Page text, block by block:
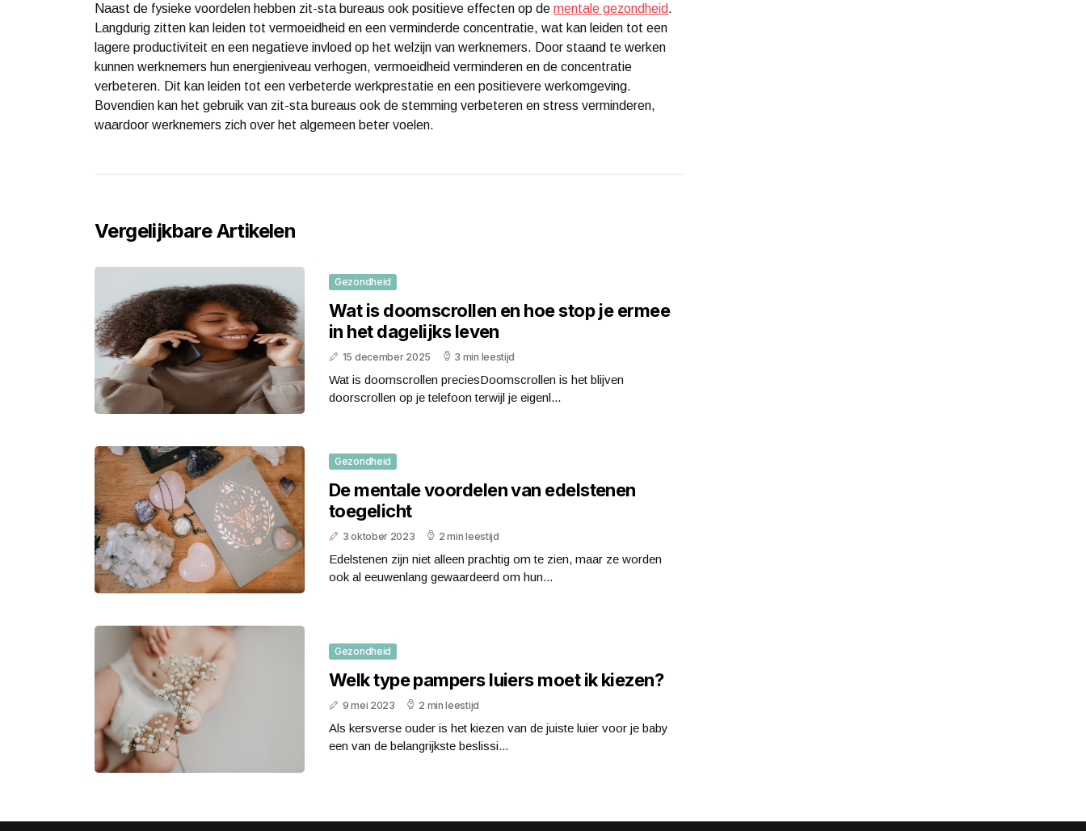
Naast de fysieke voordelen hebben zit-sta bureaus ook positieve effecten op de mentale gezondheid.
Langdurig zitten kan leiden tot vermoeidheid en een verminderde concentratie, wat kan leiden tot een
lagere productiviteit en een negatieve invloed op het welzijn van werknemers. Door staand te werken
kunnen werknemers hun energieniveau verhogen, vermoeidheid verminderen en de concentratie
verbeteren. Dit kan leiden tot een verbeterde werkprestatie en een positievere werkomgeving.
Bovendien kan het gebruik van zit-sta bureaus ook de stemming verbeteren en stress verminderen,
waardoor werknemers zich over het algemeen beter voelen.
Vergelijkbare Artikelen
Gezondheid
Wat is doomscrollen en hoe stop je ermee
in het dagelijks leven
15 december 2025 3 min leestijd
Wat is doomscrollen preciesDoomscrollen is het blijven
doorscrollen op je telefoon terwijl je eigenl...
Gezondheid
De mentale voordelen van edelstenen
toegelicht
3 oktober 2023 2 min leestijd
Edelstenen zijn niet alleen prachtig om te zien, maar ze worden
ook al eeuwenlang gewaardeerd om hun...
Gezondheid
Welk type pampers luiers moet ik kiezen?
9 mei 2023 2 min leestijd
Als kersverse ouder is het kiezen van de juiste luier voor je baby
een van de belangrijkste beslissi...